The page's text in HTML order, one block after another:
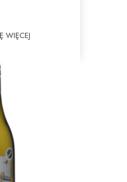
WIĘCEJ